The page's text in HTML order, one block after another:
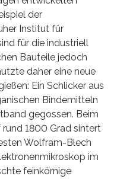
der
Institut für
für die industriell
Bauteile jedoch
daher eine neue
Ein Schlicker aus
Bindemitteln
gegossen. Beim
1800 Grad sintert
Wolfram-Blech
im
feinkörnige